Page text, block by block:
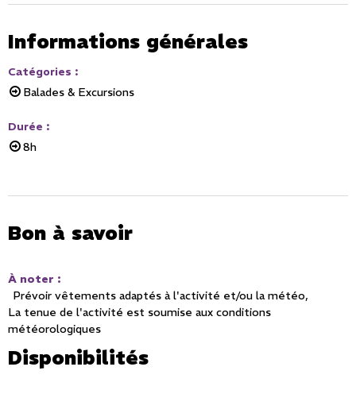
Informations générales
Catégories :
Balades & Excursions
Durée :
8h
Bon à savoir
À noter :
Prévoir vêtements adaptés à l'activité et/ou la météo
La tenue de l'activité est soumise aux conditions
météorologiques
Disponibilités